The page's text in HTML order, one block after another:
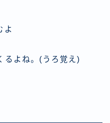
よ
るよね。(うろ覚え)